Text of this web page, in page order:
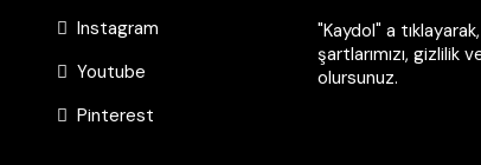
Instagram
Youtube
Pinterest
"Kaydol" a
şartlarımızı, gizlilik
olursunuz.